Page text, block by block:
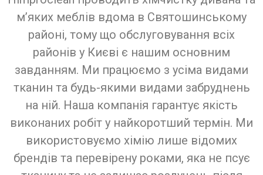
м’яких меблів вдома в Святошинському
районі, тому що обслуговування всіх
районів у Києві є нашим основним
завданням. Ми працюємо з усіма видами
тканин та будь-якими видами забруднень
на ній. Наша компанія гарантує якість
виконаних робіт у найкоротший термін. Ми
використовуємо хімію лише відомих
брендів та перевірену роками, яка не псує